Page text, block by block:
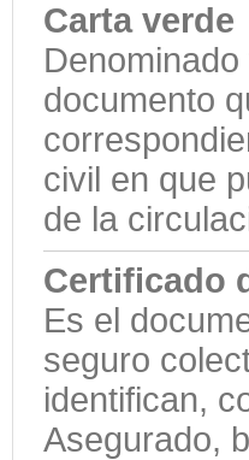
Carta verde
documento
civil en que
de la
Certificado
Es el
seguro
identifican,
Asegurado,